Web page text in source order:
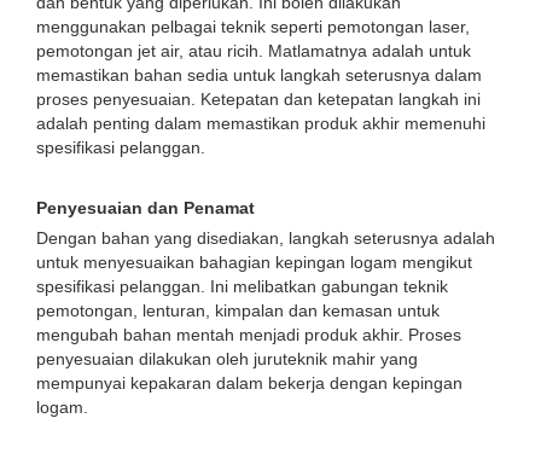
menggunakan pelbagai teknik seperti pemotongan laser,
pemotongan jet air, atau ricih. Matlamatnya adalah untuk
memastikan bahan sedia untuk langkah seterusnya dalam
proses penyesuaian. Ketepatan dan ketepatan langkah ini
adalah penting dalam memastikan produk akhir memenuhi
spesifikasi pelanggan.
Penyesuaian dan Penamat
Dengan bahan yang disediakan, langkah seterusnya adalah
untuk menyesuaikan bahagian kepingan logam mengikut
spesifikasi pelanggan. Ini melibatkan gabungan teknik
pemotongan, lenturan, kimpalan dan kemasan untuk
mengubah bahan mentah menjadi produk akhir. Proses
penyesuaian dilakukan oleh juruteknik mahir yang
mempunyai kepakaran dalam bekerja dengan kepingan
logam.